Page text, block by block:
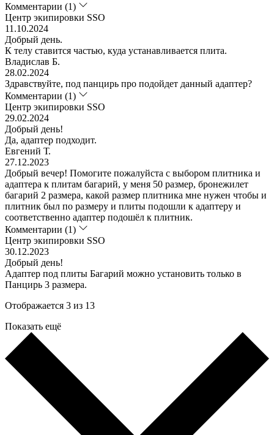
Комментарии (1)
Центр экипировки SSO
11.10.2024
Добрый день.
К телу ставится частью, куда устанавливается плита.
Владислав Б.
28.02.2024
Здравствуйте, под панцирь про подойдет данный адаптер?
Комментарии (1)
Центр экипировки SSO
29.02.2024
Добрый день!
Да, адаптер подходит.
Евгений Т.
27.12.2023
Добрый вечер! Помогите пожалуйста с выбором плитника и
адаптера к плитам багарий, у меня 50 размер, бронежилет
багарий 2 размера, какой размер плитника мне нужен чтобы и
плитник был по размеру и плиты подошли к адаптеру и
соответственно адаптер подошёл к плитник.
Комментарии (1)
Центр экипировки SSO
30.12.2023
Добрый день!
Адаптер под плиты Багарий можно установить только в
Панцирь 3 размера.
Отображается 3 из 13
Показать ещё